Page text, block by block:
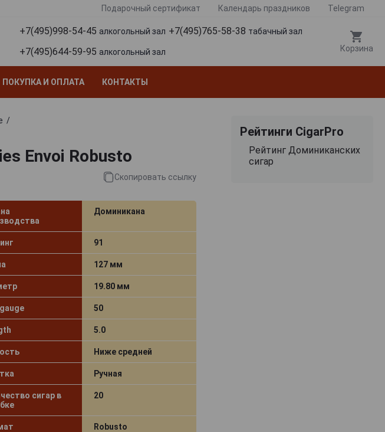
Подарочный сертификат Календарь праздников Telegram
+7(495)998-54-45 алкогольный зал +7(495)765-58-38 табачный зал
+7(495)644-59-95 алкогольный зал Корзина
ПОКУПКА И ОПЛАТА КОНТАКТЫ
Envoi Robusto
Скопировать ссылку
Доминикана
91
127 мм
19.80 мм
50
5.0
Ниже средней
Ручная
сигар в
20
Robusto
Рейтинги CigarPro
Рейтинг Доминиканских
сигар